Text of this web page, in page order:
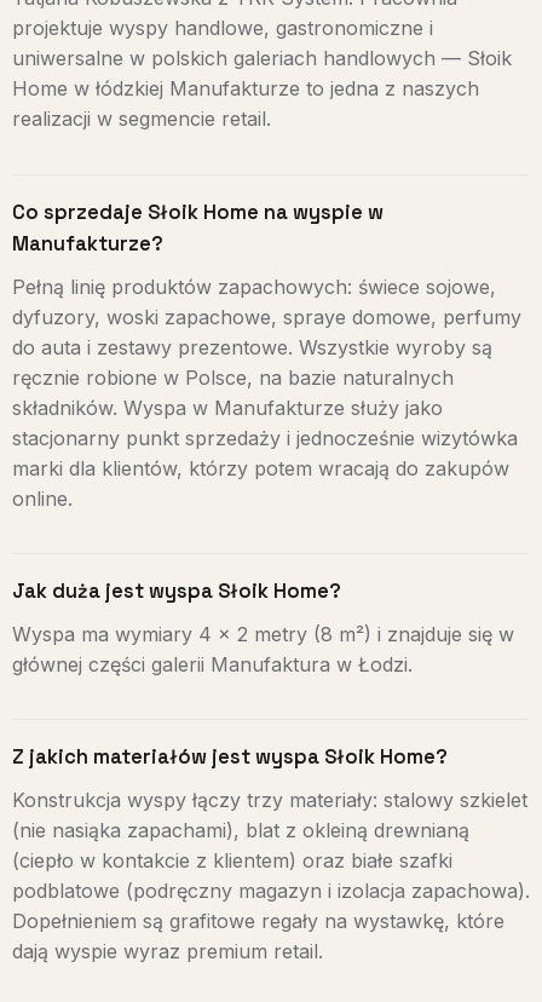
projektuje wyspy handlowe, gastronomiczne i
uniwersalne w polskich galeriach handlowych — Słoik
Home w łódzkiej Manufakturze to jedna z naszych
realizacji w segmencie retail.
Co sprzedaje Słoik Home na wyspie w
Manufakturze?
Pełną linię produktów zapachowych: świece sojowe,
dyfuzory, woski zapachowe, spraye domowe, perfumy
do auta i zestawy prezentowe. Wszystkie wyroby są
ręcznie robione w Polsce, na bazie naturalnych
składników. Wyspa w Manufakturze służy jako
stacjonarny punkt sprzedaży i jednocześnie wizytówka
marki dla klientów, którzy potem wracają do zakupów
online.
Jak duża jest wyspa Słoik Home?
Wyspa ma wymiary 4 × 2 metry (8 m²) i znajduje się w
głównej części galerii Manufaktura w Łodzi.
Z jakich materiałów jest wyspa Słoik Home?
Konstrukcja wyspy łączy trzy materiały: stalowy szkielet
(nie nasiąka zapachami), blat z okleiną drewnianą
(ciepło w kontakcie z klientem) oraz białe szafki
podblatowe (podręczny magazyn i izolacja zapachowa).
Dopełnieniem są grafitowe regały na wystawkę, które
dają wyspie wyraz premium retail.